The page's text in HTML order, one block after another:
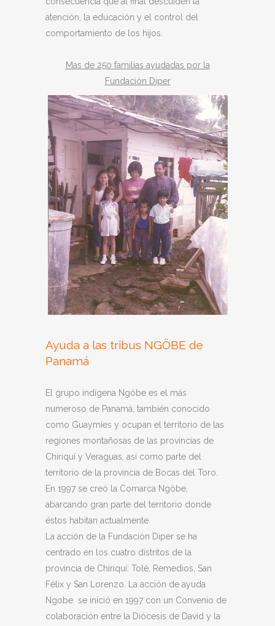
atención, la educación y el control del
comportamiento de los hijos.
Mas de 250 familias ayudadas por la
Fundación Diper
Ayuda a las tribus NGÖBE de
Panamá
El grupo indígena Ngöbe es el más
numeroso de Panamá, también conocido
como Guaymíes y ocupan el territorio de las
regiones montañosas de las provincias de
Chiriquí y Veraguas, así como parte del
territorio de la provincia de Bocas del Toro.
En 1997 se creó la Comarca Ngöbe,
abarcando gran parte del territorio donde
éstos habitan actualmente.
La acción de la Fundación Diper se ha
centrado en los cuatro distritos de la
provincia de Chiriquí: Tolé, Remedios, San
Félix y San Lorenzo. La acción de ayuda
Ngobe se inició en 1997 con un Convenio de
colaboración entre la Diócesis de David y la